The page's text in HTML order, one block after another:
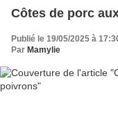
Côtes de porc
Publié le 19/05/2025 à
Par Mamylie